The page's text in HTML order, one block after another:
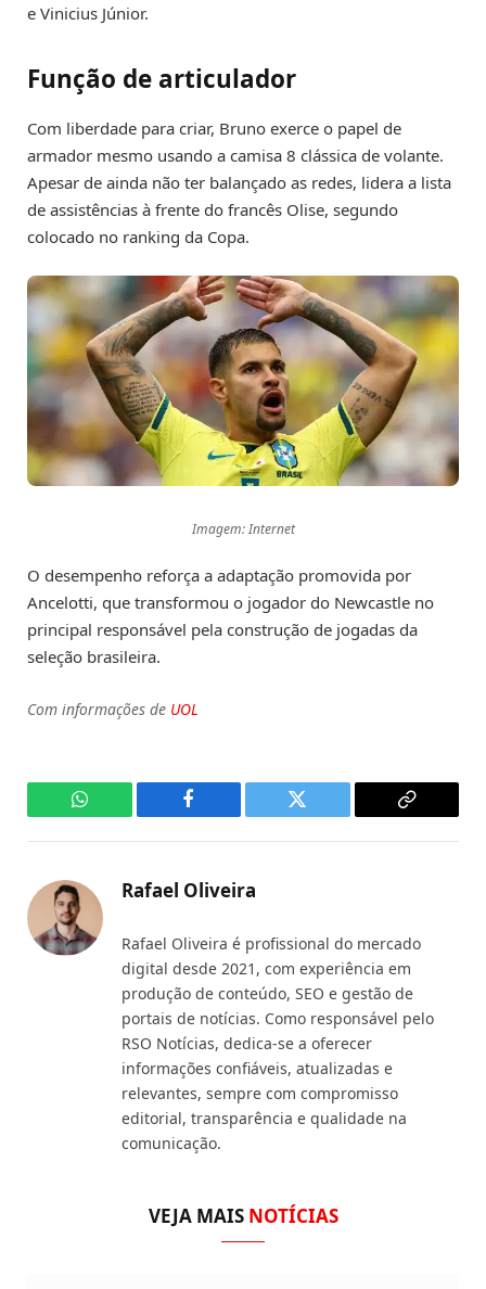
e Vinicius Júnior.
Função de articulador
Com liberdade para criar, Bruno exerce o papel de
armador mesmo usando a camisa 8 clássica de volante.
Apesar de ainda não ter balançado as redes, lidera a lista
de assistências à frente do francês Olise, segundo
colocado no ranking da Copa.
Imagem: Internet
O desempenho reforça a adaptação promovida por
Ancelotti, que transformou o jogador do Newcastle no
principal responsável pela construção de jogadas da
seleção brasileira.
Com informações de UOL
WhatsApp Facebook Twitter
Copy
Rafael Oliveira
Rafael Oliveira é profissional do mercado
digital desde 2021, com experiência em
produção de conteúdo, SEO e gestão de
portais de notícias. Como responsável pelo
RSO Notícias, dedica-se a oferecer
informações confiáveis, atualizadas e
relevantes, sempre com compromisso
editorial, transparência e qualidade na
comunicação.
VEJA MAIS NOTÍCIAS